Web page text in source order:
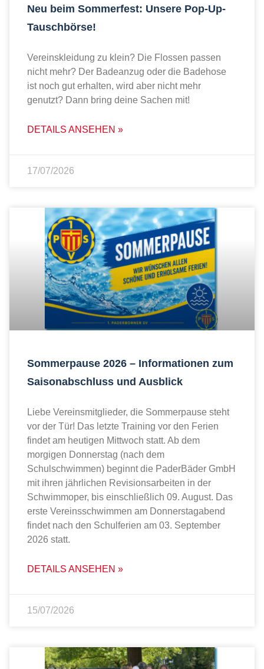
Neu beim Sommerfest: Unsere Pop-Up-
Tauschbörse!
Vereinskleidung zu klein? Die Flossen passen
nicht mehr? Der Badeanzug oder die Badehose
ist noch gut erhalten, wird aber nicht mehr
genutzt? Dann bring deine Sachen mit!
DETAILS ANSEHEN »
17/07/2026
Sommerpause 2026 – Informationen zum
Saisonabschluss und Ausblick
Liebe Vereinsmitglieder, die Sommerpause steht
vor der Tür! Das letzte Training vor den Ferien
findet am heutigen Mittwoch statt. Ab dem
morgigen Donnerstag (nach dem
Schulschwimmen) beginnt die PaderBäder GmbH
mit ihren jährlichen Revisionsarbeiten in der
Schwimmoper, bis einschließlich 09. August. Das
erste Vereinsschwimmen am Donnerstagabend
findet nach den Schulferien am 03. September
2026 statt.
DETAILS ANSEHEN »
15/07/2026